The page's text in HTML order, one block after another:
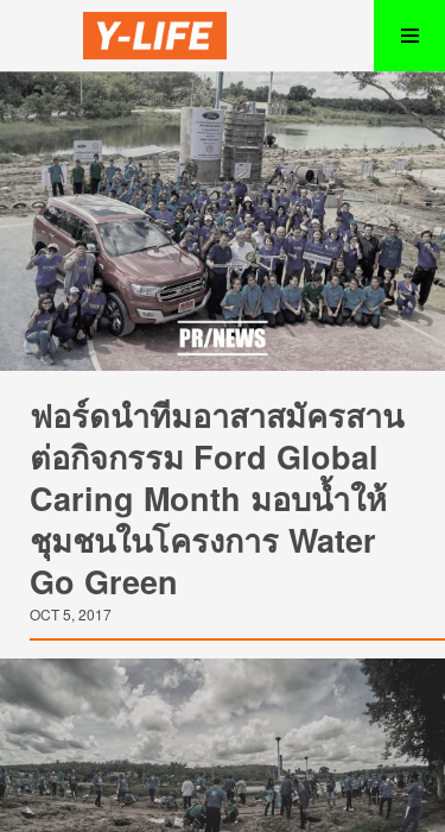
ฟอร์ดนำทีมอาสาสมัครสาน
ต่อกิจกรรม Ford Global
Caring Month มอบน้ำให้
ชุมชนในโครงการ Water
Go Green
OCT 5, 2017